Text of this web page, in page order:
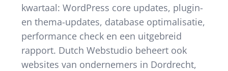
kwartaal: WordPress core updates, plugin-
en thema-updates, database optimalisatie,
performance check en een uitgebreid
rapport. Dutch Webstudio beheert ook
websites van ondernemers in Dordrecht,